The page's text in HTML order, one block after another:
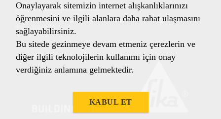
34841 Maltepe/İstanbul
Türkiye
Onaylayarak sitemizin internet alışkanlıklarınızı
öğrenmesini ve ilgili alanlara daha rahat ulaşmasını
sağlayabilirsiniz.
Bu sitede gezinmeye devam etmeniz çerezlerin ve
diğer ilgili teknolojilerin kullanımı için onay
verdiğiniz anlamına gelmektedir.
KABUL ET